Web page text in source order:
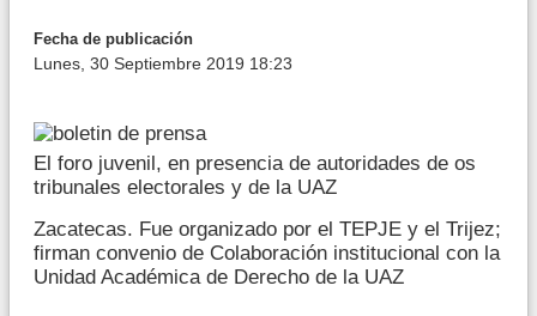
Fecha de publicación
Lunes, 30 Septiembre 2019 18:23
El foro juvenil, en presencia de autoridades de os
tribunales electorales y de la UAZ
Zacatecas. Fue organizado por el TEPJE y el Trijez;
firman convenio de Colaboración institucional con la
Unidad Académica de Derecho de la UAZ